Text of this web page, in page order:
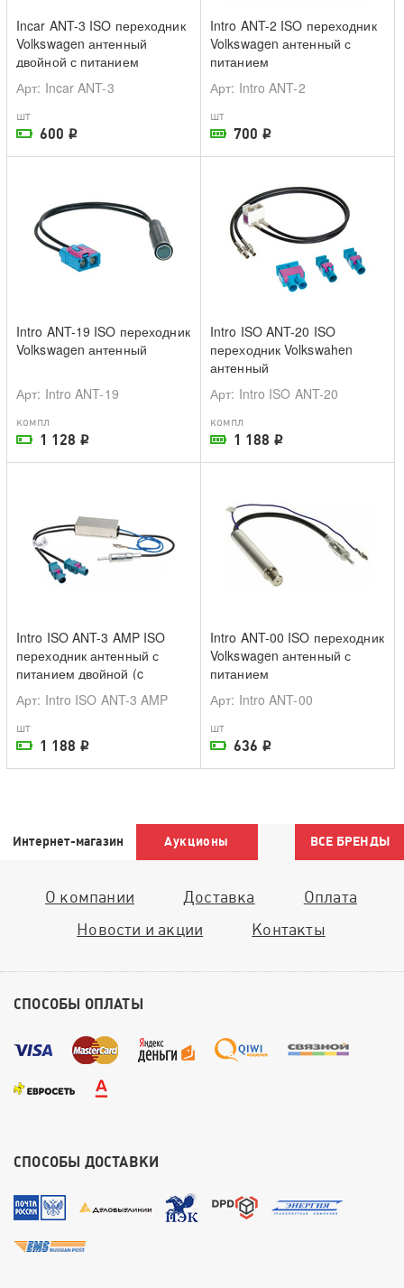
На складе поставщика
Incar ANT-3 ISO переходник
Volkswagen антенный
двойной с питанием
Арт: Incar ANT-3
шт
600 i В наличии в магазине
Intro ANT-2 ISO переходник
Volkswagen антенный с
питанием
Арт: Intro ANT-2
шт
700 i
На складе поставщика
Intro ANT-19 ISO переходник
Volkswagen антенный
Арт: Intro ANT-19
компл
1 128 i В наличии в магазине
Intro ISO ANT-20 ISO
переходник Volkswahen
антенный
Арт: Intro ISO ANT-20
компл
1 188 i
На складе поставщика
Intro ISO ANT-3 AMP ISO
переходник антенный с
питанием двойной (c
усилителем)
Арт: Intro ISO ANT-3 AMP
шт
1 188 i На складе поставщика
Intro ANT-00 ISO переходник
Volkswagen антенный с
питанием
Арт: Intro ANT-00
шт
636 i
Интернет-магазин Аукционы ВСЕ БРЕНДЫ
О компании Доставка
Оплата
Новости и акции
Контакты
СПОСОБЫ ОПЛАТЫ
СПОСОБЫ ДОСТАВКИ